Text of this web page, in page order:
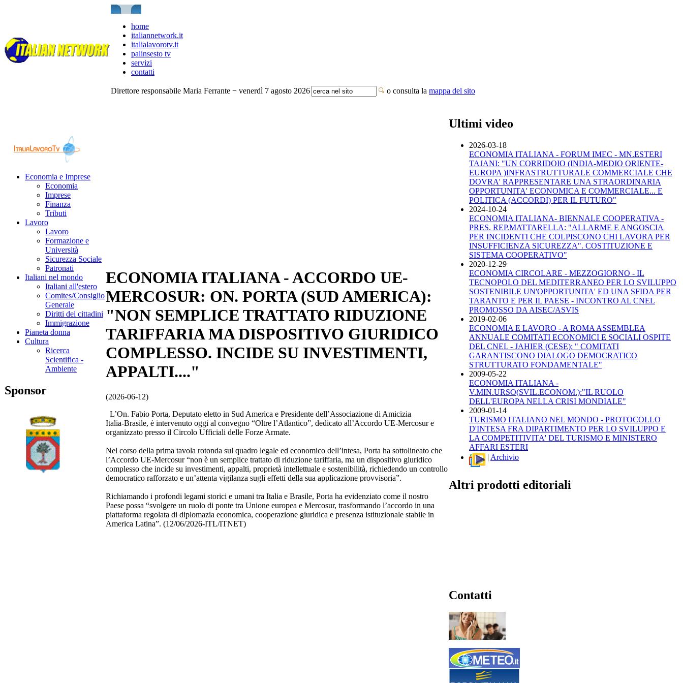
home
italiannetwork.it
italialavorotv.it
palinsesto tv
servizi
contatti
Direttore responsabile Maria Ferrante − venerdì 7 agosto 2026 o consulta la mappa del sito
Economia e Imprese
Economia
Imprese
Finanza
Tributi
Lavoro
Lavoro
Formazione e
Università
Sicurezza Sociale
Patronati
Italiani nel mondo
Italiani all'estero
Comites/Consiglio
Generale
Diritti dei cittadini
Immigrazione
Pianeta donna
Cultura
Ricerca
Scientifica -
Ambiente
Sponsor
ECONOMIA ITALIANA - ACCORDO UE-
MERCOSUR: ON. PORTA (SUD AMERICA):
"NON SEMPLICE TRATTATO RIDUZIONE
TARIFFARIA MA DISPOSITIVO GIURIDICO
COMPLESSO. INCIDE SU INVESTIMENTI,
APPALTI...."
(2026-06-12)
L’On. Fabio Porta, Deputato eletto in Sud America e Presidente dell’Associazione di Amicizia
Italia‑Brasile, è intervenuto oggi al convegno “Oltre l’Atlantico”, dedicato all’Accordo UE‑Mercosur e
organizzato presso il Circolo Ufficiali delle Forze Armate.
Nel corso della prima tavola rotonda sul quadro legale ed economico dell’intesa, Porta ha sottolineato che
l’Accordo UE‑Mercosur “non è un semplice trattato di riduzione tariffaria, ma un dispositivo giuridico
complesso che incide su investimenti, appalti, proprietà intellettuale e sostenibilità, richiedendo un controllo
democratico rafforzato e un’attenta vigilanza sugli effetti della sua applicazione provvisoria”.
Richiamando i profondi legami storici e umani tra Italia e Brasile, Porta ha evidenziato come il nostro
Paese possa “svolgere un ruolo di ponte tra Unione europea e Mercosur, trasformando l’accordo in una
piattaforma regolata di diplomazia economica, cooperazione giuridica e presenza istituzionale stabile in
America Latina”. (12/06/2026-ITL/ITNET)
Ultimi video
2026-03-18
ECONOMIA ITALIANA - FORUM IMEC - MN.ESTERI
TAJANI: "UN CORRIDOIO (INDIA-MEDIO ORIENTE-
EUROPA )INFRASTRUTTURALE COMMERCIALE CHE
DOVRA' RAPPRESENTARE UNA STRAORDINARIA
OPPORTUNITA' ECONOMICA E COMMERCIALE... E
POLITICA (ACCORDI) PER IL FUTURO"
2024-10-24
ECONOMIA ITALIANA- BIENNALE COOPERATIVA -
PRES. REP.MATTARELLA: "ALLARME E ANGOSCIA
PER INCIDENTI CHE COLPISCONO CHI LAVORA PER
INSUFFICIENZA SICUREZZA". COSTITUZIONE E
SISTEMA COOPERATIVO"
2020-12-29
ECONOMIA CIRCOLARE - MEZZOGIORNO - IL
TECNOPOLO DEL MEDITERRANEO PER LO SVILUPPO
SOSTENIBILE UN'OPPORTUNITA' ED UNA SFIDA PER
TARANTO E PER IL PAESE - INCONTRO AL CNEL
PROMOSSO DA AISEC/ASVIS
2019-02-06
ECONOMIA E LAVORO - A ROMA ASSEMBLEA
ANNUALE COMITATI ECONOMICI E SOCIALI OSPITE
DEL CNEL - JAHIER (CESE): " COMITATI
GARANTISCONO DIALOGO DEMOCRATICO
STRUTTURATO FONDAMENTALE"
2009-05-22
ECONOMIA ITALIANA -
V.MIN.URSO(SVIL.ECONOM.):"IL RUOLO
DELL'EUROPA NELLA CRISI MONDIALE"
2009-01-14
TURISMO ITALIANO NEL MONDO - PROTOCOLLO
D'INTESA FRA DIPARTIMENTO PER LO SVILUPPO E
LA COMPETITIVITA' DEL TURISMO E MINISTERO
AFFARI ESTERI
| Archivio
Altri prodotti editoriali
Contatti